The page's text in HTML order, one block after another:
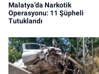
Malatya’da Narkotik
Operasyonu: 11 Şüpheli
Tutuklandı